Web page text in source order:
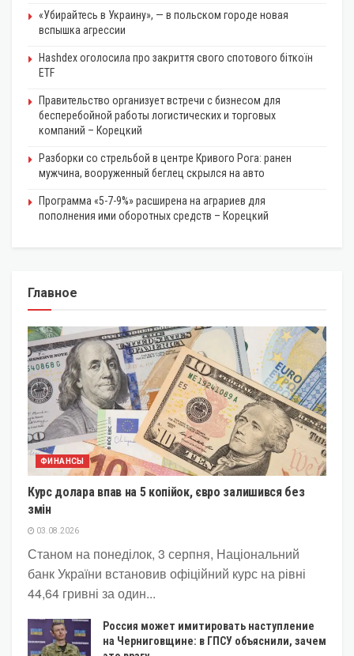
«Убирайтесь в Украину», — в польском городе новая
вспышка агрессии
Hashdex оголосила про закриття свого спотового біткоїн
ETF
Правительство организует встречи с бизнесом для
бесперебойной работы логистических и торговых
компаний – Корецкий
Разборки со стрельбой в центре Кривого Рога: ранен
мужчина, вооруженный беглец скрылся на авто
Программа «5-7-9%» расширена на аграриев для
пополнения ими оборотных средств – Корецкий
Главное
ФИНАНСЫ
Курс долара впав на 5 копійок, євро залишився без
змін
03.08.2026
Станом на понеділок, 3 серпня, Національний
банк України встановив офіційний курс на рівні
44,64 гривні за один...
Россия может имитировать наступление
на Черниговщине: в ГПСУ объяснили, зачем